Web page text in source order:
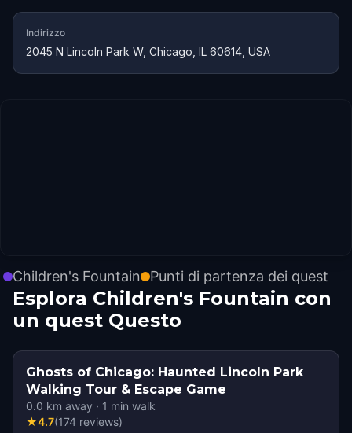
Indirizzo
2045 N Lincoln Park W, Chicago, IL 60614, USA
Children's Fountain Punti di partenza dei quest
Esplora Children's Fountain con
un quest Questo
Ghosts of Chicago: Haunted Lincoln Park
Walking Tour & Escape Game
0.0 km away · 1 min walk
★4.7(174 reviews)